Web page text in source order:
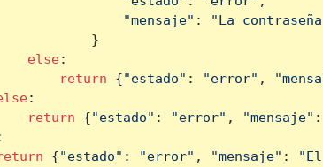
"mensaje" : "La
}
else:
return {"estado" : "error" ,
:
return {"estado" : "error" , "mensaje" :
{"estado" : "error" , "mensaje" :